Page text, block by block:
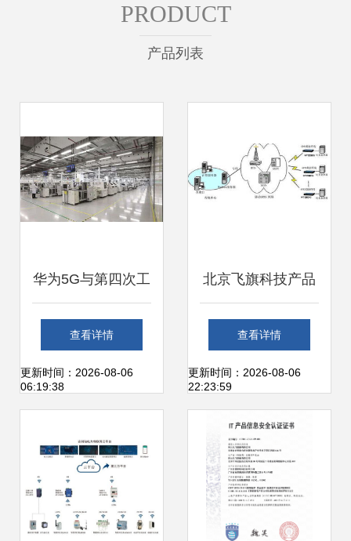
PRODUCT
产品列表
华为5G与第四次工
业革命 一举两得的
战略支点
查看详情
更新时间：2026-08-06
06:19:38
北京飞旗科技产品
WTE0601G详细功
能说明与网络技术
开发应用分析
查看详情
更新时间：2026-08-06
22:23:59